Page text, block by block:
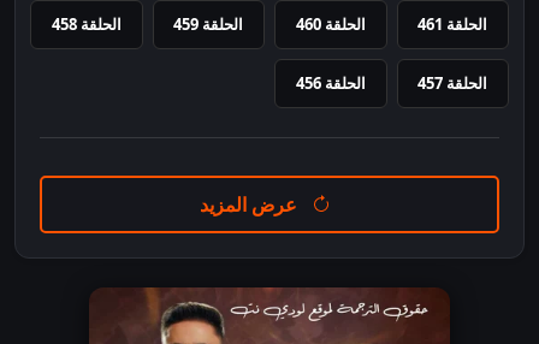
الحلقة 461 الحلقة 460 الحلقة 459 الحلقة 458
الحلقة 457 الحلقة 456
عرض المزيد